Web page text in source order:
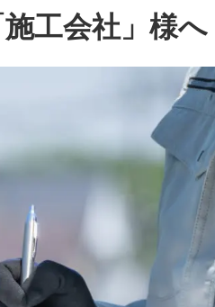
工会社」様へ